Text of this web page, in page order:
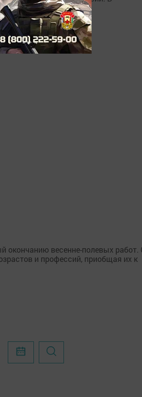
окончанию весенне-полевых работ.
и профессий, приобщая их к